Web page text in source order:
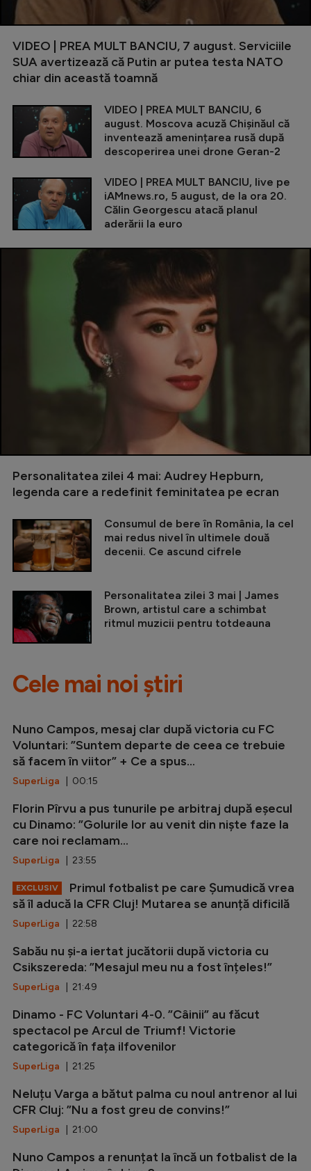
VIDEO | PREA MULT BANCIU, 7 august. Serviciile
SUA avertizează că Putin ar putea testa NATO
chiar din această toamnă
VIDEO | PREA MULT BANCIU, 6
august. Moscova acuză Chișinăul că
inventează amenințarea rusă după
descoperirea unei drone Geran-2
VIDEO | PREA MULT BANCIU, live pe
iAMnews.ro, 5 august, de la ora 20.
Călin Georgescu atacă planul
aderării la euro
Personalitatea zilei 4 mai: Audrey Hepburn,
legenda care a redefinit feminitatea pe ecran
Consumul de bere în România, la cel
mai redus nivel în ultimele două
decenii. Ce ascund cifrele
Personalitatea zilei 3 mai | James
Brown, artistul care a schimbat
ritmul muzicii pentru totdeauna
Cele mai noi știri
Nuno Campos, mesaj clar după victoria cu FC
Voluntari: ”Suntem departe de ceea ce trebuie
să facem în viitor” + Ce a spus...
SuperLiga | 00:15
Florin Pîrvu a pus tunurile pe arbitraj după eșecul
cu Dinamo: ”Golurile lor au venit din niște faze la
care noi reclamam...
SuperLiga | 23:55
EXCLUSIV
Primul fotbalist pe care Șumudică vrea
să îl aducă la CFR Cluj! Mutarea se anunță dificilă
SuperLiga | 22:58
Sabău nu și-a iertat jucătorii după victoria cu
Csikszereda: ”Mesajul meu nu a fost înțeles!”
SuperLiga | 21:49
Dinamo - FC Voluntari 4-0. ”Câinii” au făcut
spectacol pe Arcul de Triumf! Victorie
categorică în fața ilfovenilor
SuperLiga | 21:25
Neluțu Varga a bătut palma cu noul antrenor al lui
CFR Cluj: ”Nu a fost greu de convins!”
SuperLiga | 21:00
Nuno Campos a renunțat la încă un fotbalist de la